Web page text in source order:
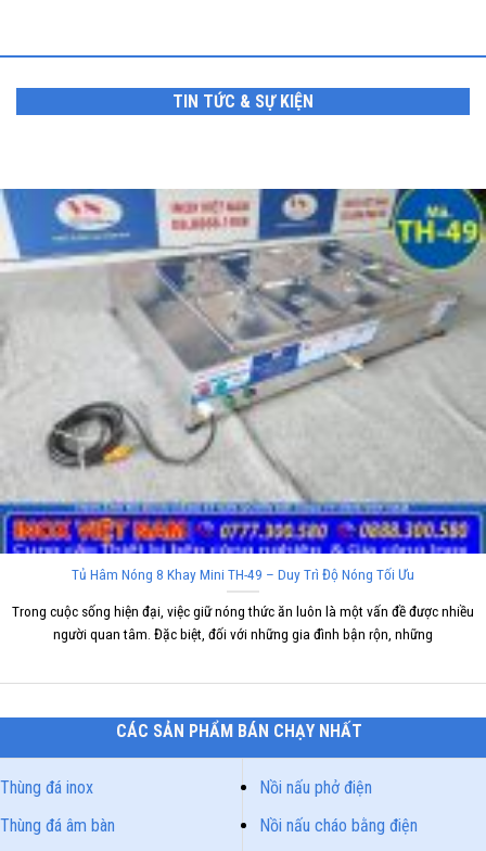
TIN TỨC & SỰ KIỆN
Tủ Hâm Nóng 8 Khay Mini TH-49 – Duy Trì Độ Nóng Tối Ưu
Trong cuộc sống hiện đại, việc giữ nóng thức ăn luôn là một vấn đề được nhiều
người quan tâm. Đặc biệt, đối với những gia đình bận rộn, những
CÁC SẢN PHẨM BÁN CHẠY NHẤT
Thùng đá inox
Thùng đá âm bàn
Nồi nấu phở điện
Nồi nấu cháo bằng điện